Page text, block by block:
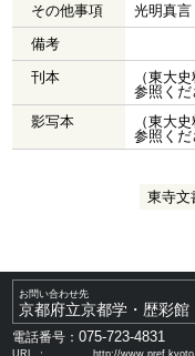
その他事項
光明真言
備考
刊本
（東大
参照くだ
影写本
（東大
参照くだ
東寺文
お問い合わせ先
京都府立京都学・歴彩館
電話番号：075-723-4831
URL ： http://